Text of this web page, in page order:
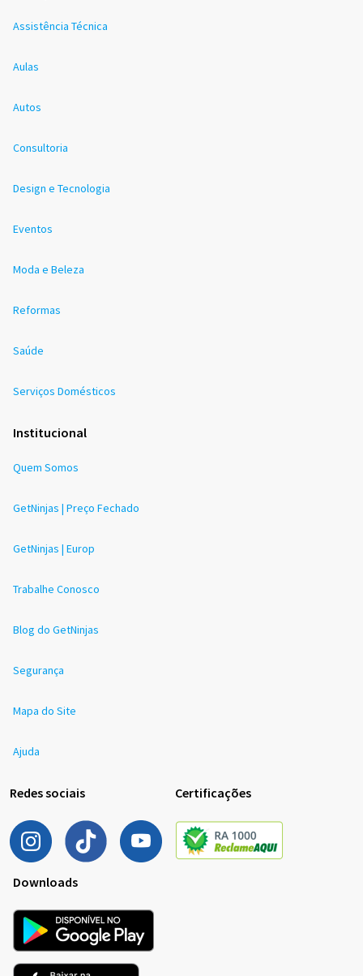
Assistência Técnica
Aulas
Autos
Consultoria
Design e Tecnologia
Eventos
Moda e Beleza
Reformas
Saúde
Serviços Domésticos
Institucional
Quem Somos
GetNinjas | Preço Fechado
GetNinjas | Europ
Trabalhe Conosco
Blog do GetNinjas
Segurança
Mapa do Site
Ajuda
Redes sociais Certificações
Downloads